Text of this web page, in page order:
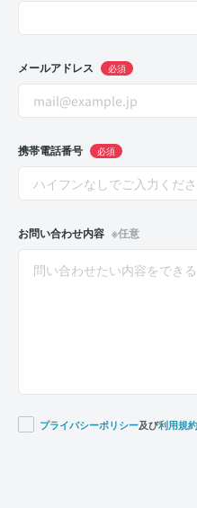
メールアドレス 必須
携帯電話番号 必須
お問い合わせ内容 ※任意
プライバシーポリシー及び利用規約